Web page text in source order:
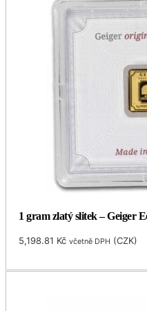
1 gram zlatý slitek – Geiger
5,198.81 Kč včetně DPH (CZK)